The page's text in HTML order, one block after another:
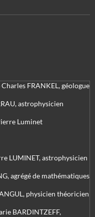
FRANKEL, géologue
astrophysicien
Luminet
LUMINET, astrophysicien
agrégé de mathématiques
physicien théoricien
BARDINTZEFF,